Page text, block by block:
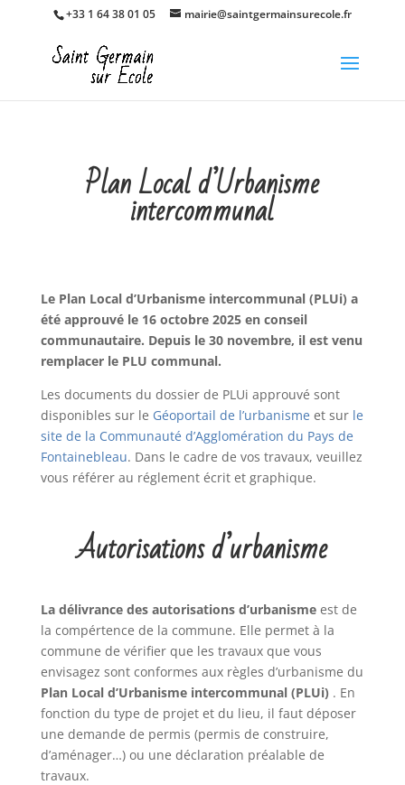
+33 1 64 38 01 05 mairie@saintgermainsurecole.fr
Plan Local d’Urbanisme
intercommunal
Le Plan Local d’Urbanisme intercommunal (PLUi) a
été approuvé le 16 octobre 2025 en conseil
communautaire. Depuis le 30 novembre, il est venu
remplacer le PLU communal.
Les documents du dossier de PLUi approuvé sont
disponibles sur le Géoportail de l’urbanisme et sur le
site de la Communauté d’Agglomération du Pays de
Fontainebleau. Dans le cadre de vos travaux, veuillez
vous référer au réglement écrit et graphique.
Autorisations d’urbanisme
La délivrance des autorisations d’urbanismeest de
la compértence de la commune. Elle permet à la
commune de vérifier que les travaux que vous
envisagez sont conformes aux règles d’urbanisme du
Plan Local d’Urbanisme intercommunal (PLUi) . En
fonction du type de projet et du lieu, il faut déposer
une demande de permis (permis de construire,
d’aménager…) ou une déclaration préalable de
travaux.